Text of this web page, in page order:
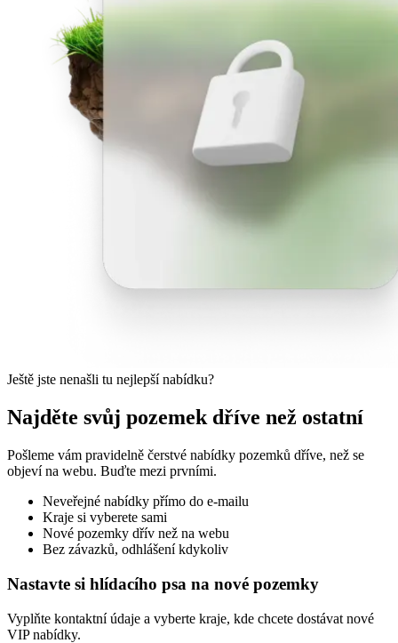
Ještě jste nenašli tu nejlepší nabídku?
Najděte svůj pozemek dříve než ostatní
Pošleme vám pravidelně čerstvé nabídky pozemků dříve, než se
objeví na webu. Buďte mezi prvními.
Neveřejné nabídky přímo do e-mailu
Kraje si vyberete sami
Nové pozemky dřív než na webu
Bez závazků, odhlášení kdykoliv
Nastavte si hlídacího psa na nové pozemky
Vyplňte kontaktní údaje a vyberte kraje, kde chcete dostávat nové
VIP nabídky.